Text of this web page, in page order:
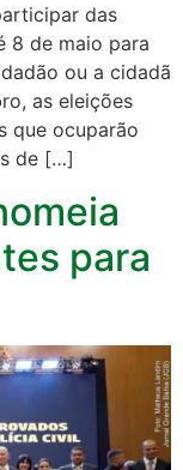
das
8 de maio para
ou a cidadã
as eleições
que ocuparão
de […]
para